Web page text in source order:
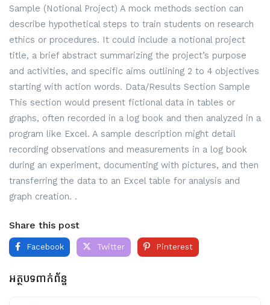
Sample (Notional Project) A mock methods section can
describe hypothetical steps to train students on research
ethics or procedures. It could include a notional project
title, a brief abstract summarizing the project’s purpose
and activities, and specific aims outlining 2 to 4 objectives
starting with action words. Data/Results Section Sample
This section would present fictional data in tables or
graphs, often recorded in a log book and then analyzed in a
program like Excel. A sample description might detail
recording observations and measurements in a log book
during an experiment, documenting with pictures, and then
transferring the data to an Excel table for analysis and
graph creation. .
Share this post
Facebook Twitter Pinterest
អត្ថបទពាក់ព័ន្ធ